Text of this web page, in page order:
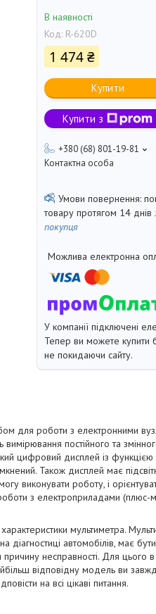
В наявності
Код: R-620D
1 474 ₴
Купити
Купити з
+380 (68) 801-19-81
Контактна особа
товару протягом 14 днів
покупця
У компанії підключені
Тепер ви можете купити
не покидаючи сайту.
для роботи з електронними
постійного та
цифровий дисплей із
Також дисплей має
виконувати роботу, і
з електроприладами (плюс-
мультиметра.
діагностиці автомобілів, має
несправності. Для цього
відповідну модель ви
на всі цікаві питання.